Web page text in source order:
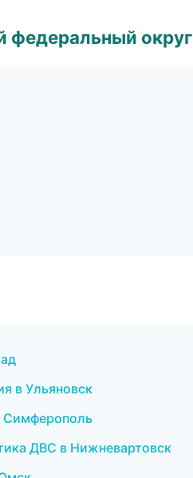
федеральный округ
в Ульяновск
Симферополь
ДВС в Нижневартовск